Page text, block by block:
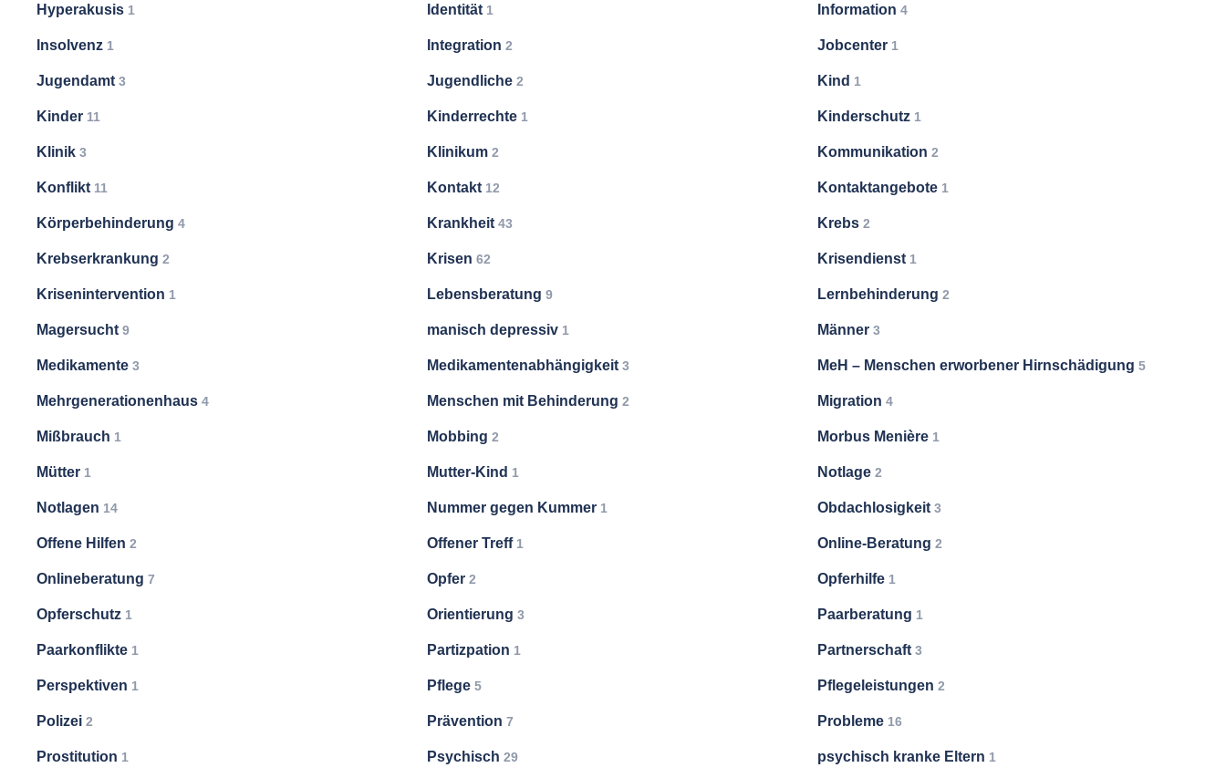
Hyperakusis 1 Identität 1 Information 4
Insolvenz 1 Integration 2 Jobcenter 1
Jugendamt 3 Jugendliche 2 Kind 1
Kinder 11 Kinderrechte 1 Kinderschutz 1
Klinik 3 Klinikum 2 Kommunikation 2
Konflikt 11 Kontakt 12 Kontaktangebote 1
Körperbehinderung 4 Krankheit 43 Krebs 2
Krebserkrankung 2 Krisen 62 Krisendienst 1
Krisenintervention 1 Lebensberatung 9 Lernbehinderung 2
Magersucht 9 manisch depressiv 1 Männer 3
Medikamente 3 Medikamentenabhängigkeit 3 MeH – Menschen erworbener Hirnschädigung 5
Mehrgenerationenhaus 4 Menschen mit Behinderung 2 Migration 4
Mißbrauch 1 Mobbing 2 Morbus Menière 1
Mütter 1 Mutter-Kind 1 Notlage 2
Notlagen 14 Nummer gegen Kummer 1 Obdachlosigkeit 3
Offene Hilfen 2 Offener Treff 1 Online-Beratung 2
Onlineberatung 7 Opfer 2 Opferhilfe 1
Opferschutz 1 Orientierung 3 Paarberatung 1
Paarkonflikte 1 Partizpation 1 Partnerschaft 3
Perspektiven 1 Pflege 5 Pflegeleistungen 2
Polizei 2 Prävention 7 Probleme 16
Prostitution 1 Psychisch 29 psychisch kranke Eltern 1